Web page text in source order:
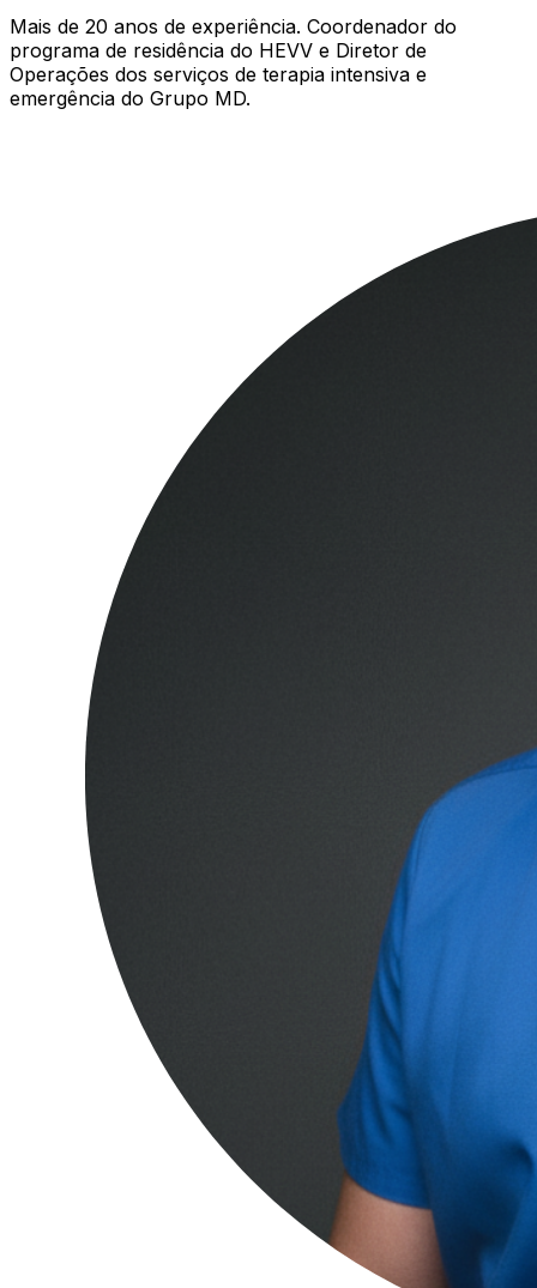
Mais de 20 anos de experiência. Coordenador do
programa de residência do HEVV e Diretor de
Operações dos serviços de terapia intensiva e
emergência do Grupo MD.